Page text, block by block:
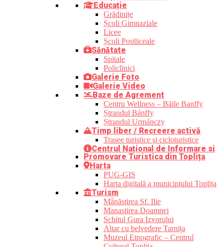
Educație
Grădinițe
Școli Gimnaziale
Licee
Școli Postliceale
Sănătate
Spitale
Policlinici
Galerie Foto
Galerie Video
Baze de Agrement
Centru Wellness – Băile Banffy
Ștrandul Bánffy
Ștrandul Urmánczy
Timp liber / Recreere activă
Trasee turistice şi cicloturistice
Centrul Național de Informare si
Promovare Turistica din Toplița
Harta
PUG-GIS
Harta digitală a municipiului Toplița
Turism
Mânăstirea Sf. Ilie
Manastirea Doamnei
Schitul Gura Izvorului
Altar cu belvedere Tarnița
Muzeul Etnografic – Centrul